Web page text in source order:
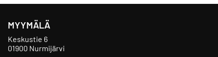
MYYMÄLÄ
Keskustie 6
01900 Nurmijärvi